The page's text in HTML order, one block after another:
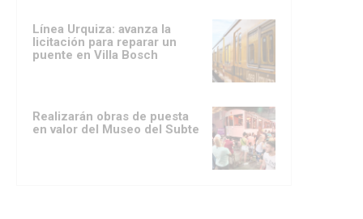
Línea Urquiza: avanza la
licitación para reparar un
puente en Villa Bosch
Realizarán obras de puesta
en valor del Museo del Subte